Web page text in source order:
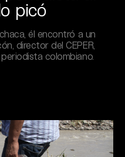
picó
él encontró a un
director del CEPER,
colombiano.